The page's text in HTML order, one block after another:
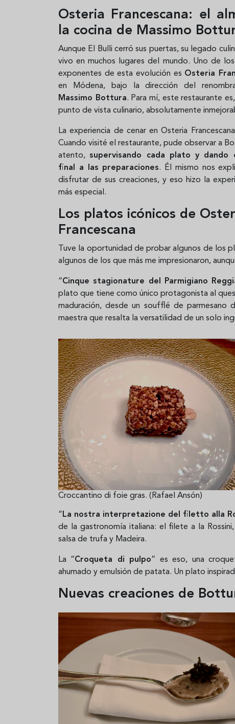
Osteria Francescana: el
la cocina de Massimo
Aunque El Bulli cerró sus puertas, su legado
vivo en muchos lugares del mundo. Uno de los
exponentes de esta evolución es Osteria
en Módena, bajo la dirección del
Massimo Bottura. Para mí, este restaurante
punto de vista culinario, absolutamente
La experiencia de cenar en Osteria
Cuando visité el restaurante, pude observar a
atento, supervisando cada plato y dando
final a las preparaciones. Él mismo nos
disfrutar de sus creaciones, y eso hizo la
más especial.
Los platos icónicos de
Francescana
Tuve la oportunidad de probar algunos de los
algunos de los que más me impresionaron,
“Cinque stagionature del Parmigiano
plato que tiene como único protagonista al
maduración, desde un soufflé de
maestra que resalta la versatilidad de un solo
Croccantino di foie gras. (Rafael Ansón)
“La nostra interpretazione del filetto alla
de la gastronomía italiana: el filete a la
salsa de trufa y Madeira.
La “Croqueta di pulpo” es eso, una
ahumado y emulsión de patata. Un plato
Nuevas creaciones de